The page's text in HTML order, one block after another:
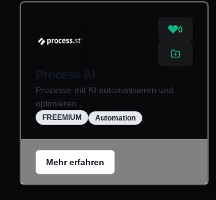
0
Process AI
Prozesse mit KI automatisieren und
optimieren.
FREEMIUM Automation
Mehr erfahren